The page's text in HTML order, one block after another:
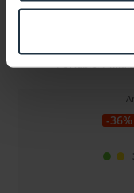
Portabler
-36%